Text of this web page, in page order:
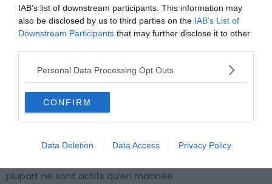
IAB’s list of downstream participants. This information may
also be disclosed by us to third parties on the IAB’s List of
Downstream Participants that may further disclose it to other
Personal Data Processing Opt Outs
CONFIRM
Data Deletion Data Access Privacy Policy
Venise, nous avons mis ci-dessous la carte des lignes de
traghetti de Venise.
les horaires…
Les billets peuvent être achetés directement auprès
des gondoliers. Il suffit d’attendre à l’embarcadère
les cinq minutes environ.
plupart ne sont actifs qu’en matinée